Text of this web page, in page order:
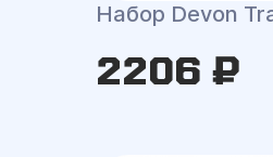
Набор Devon
2206 ₽